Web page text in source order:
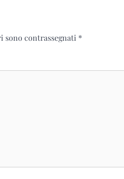
sono contrassegnati *